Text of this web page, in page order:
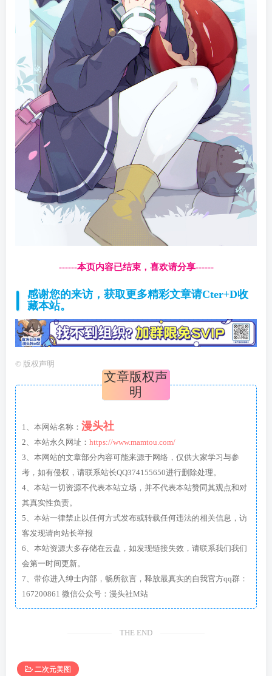
------本页内容已结束，喜欢请分享------
感谢您的来访，获取更多精彩文章请Cter+D收
藏本站。
© 版权声明
文章版权声
明
1、本网站名称： 漫头社
2、本站永久网址： https://www.mamtou.com/
3、本网站的文章部分内容可能来源于网络，仅供大家学习与参
考，如有侵权，请联系站长QQ374155650进行删除处理。
4、本站一切资源不代表本站立场，并不代表本站赞同其观点和对
其真实性负责。
5、本站一律禁止以任何方式发布或转载任何违法的相关信息，访
客发现请向站长举报
6、本站资源大多存储在云盘，如发现链接失效，请联系我们我们
会第一时间更新。
7、带你进入绅士内部，畅所欲言，释放最真实的自我官方qq群：
167200861 微信公众号：漫头社M站
THE END
二次元美图